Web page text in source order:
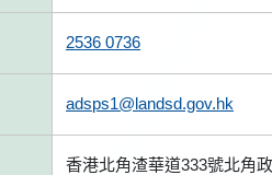
2536 0736
adsps1@landsd.gov.hk
香港北角渣華道333號北角